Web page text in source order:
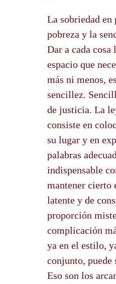
La sobriedad en
pobreza y la
Dar a cada cosa
espacio que
más ni menos,
sencillez.
de justicia. La
consiste en
su lugar y en
palabras
indispensable
mantener
latente y de
proporción
complicación
ya en el estilo,
conjunto, puede
Eso son los